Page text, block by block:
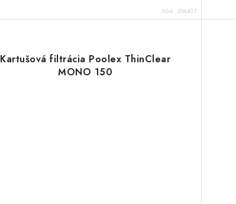
Kód: 304403
Kartušová filtrácia Poolex ThinClear
MONO 150